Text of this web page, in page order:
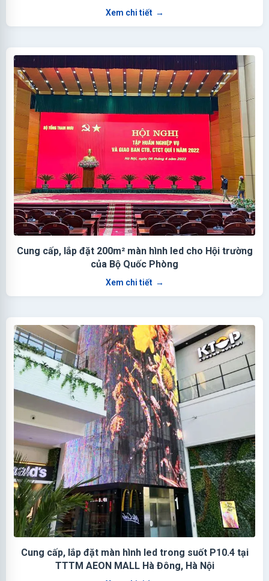
Xem chi tiết →
Cung cấp, lắp đặt 200m² màn hình led cho Hội trường
của Bộ Quốc Phòng
Xem chi tiết →
Cung cấp, lắp đặt màn hình led trong suốt P10.4 tại
TTTM AEON MALL Hà Đông, Hà Nội